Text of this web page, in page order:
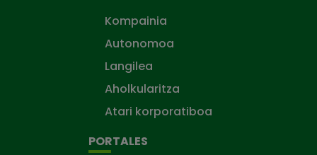
Kompainia
Autonomoa
Langilea
Aholkularitza
Atari korporatiboa
PORTALES